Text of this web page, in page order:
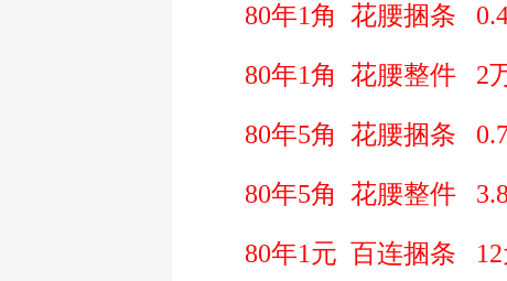
80年1角 花腰捆条 0.4
80年1角 花腰整件 2万
80年5角 花腰捆条 0.7
80年5角 花腰整件 3.8
80年1元 百连捆条 12